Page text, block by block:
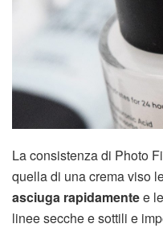
La consistenza di Photo
quella di una crema viso
asciuga rapidamentee
linee secche e sottili e